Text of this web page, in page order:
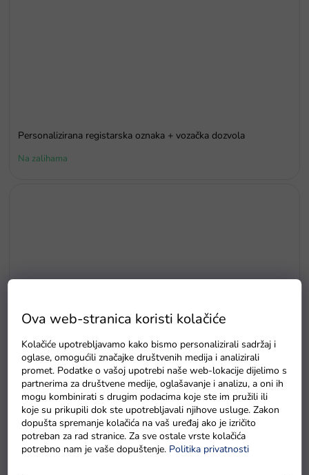
Ova web-stranica koristi kolačiće
Kolačiće upotrebljavamo kako bismo personalizirali sadržaj i
oglase, omogućili značajke društvenih medija i analizirali
promet. Podatke o vašoj upotrebi naše web-lokacije dijelimo s
partnerima za društvene medije, oglašavanje i analizu, a oni ih
mogu kombinirati s drugim podacima koje ste im pružili ili
koje su prikupili dok ste upotrebljavali njihove usluge. Zakon
dopušta spremanje kolačića na vaš uređaj ako je izričito
potreban za rad stranice. Za sve ostale vrste kolačića
potrebno nam je vaše dopuštenje. Politika privatnosti
Personalizirana registarska oznaka + vozačka dozvola
Na zalihama
Vodootporna zaštitna cerada za električni auto S
Na zalihama